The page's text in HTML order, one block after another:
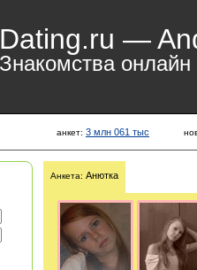
Dating.ru —
Знакомства онлайн
анкет: 3 млн 061 тыс
Анкета: Анютка